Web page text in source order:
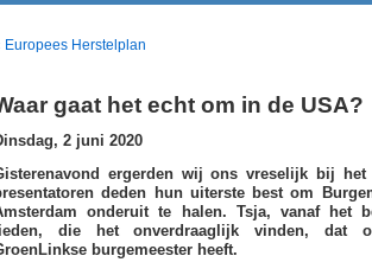
Europees Herstelplan
gaat het echt om in de USA?
2 juni 2020
ergerden wij ons vreselijk bij het
deden hun uiterste best om
onderuit te halen. Tsja, vanaf het
die het onverdraaglijk vinden, dat
burgemeester heeft.